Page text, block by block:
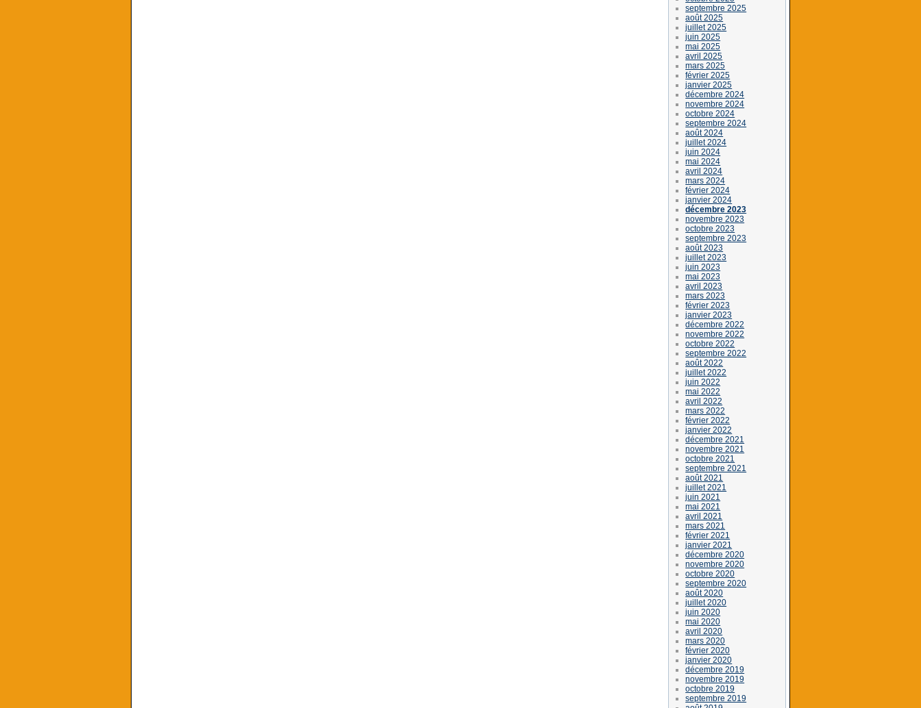
septembre 2025
août 2025
juillet 2025
juin 2025
mai 2025
avril 2025
mars 2025
février 2025
janvier 2025
décembre 2024
novembre 2024
octobre 2024
septembre 2024
août 2024
juillet 2024
juin 2024
mai 2024
avril 2024
mars 2024
février 2024
janvier 2024
décembre 2023
novembre 2023
octobre 2023
septembre 2023
août 2023
juillet 2023
juin 2023
mai 2023
avril 2023
mars 2023
février 2023
janvier 2023
décembre 2022
novembre 2022
octobre 2022
septembre 2022
août 2022
juillet 2022
juin 2022
mai 2022
avril 2022
mars 2022
février 2022
janvier 2022
décembre 2021
novembre 2021
octobre 2021
septembre 2021
août 2021
juillet 2021
juin 2021
mai 2021
avril 2021
mars 2021
février 2021
janvier 2021
décembre 2020
novembre 2020
octobre 2020
septembre 2020
août 2020
juillet 2020
juin 2020
mai 2020
avril 2020
mars 2020
février 2020
janvier 2020
décembre 2019
novembre 2019
octobre 2019
septembre 2019